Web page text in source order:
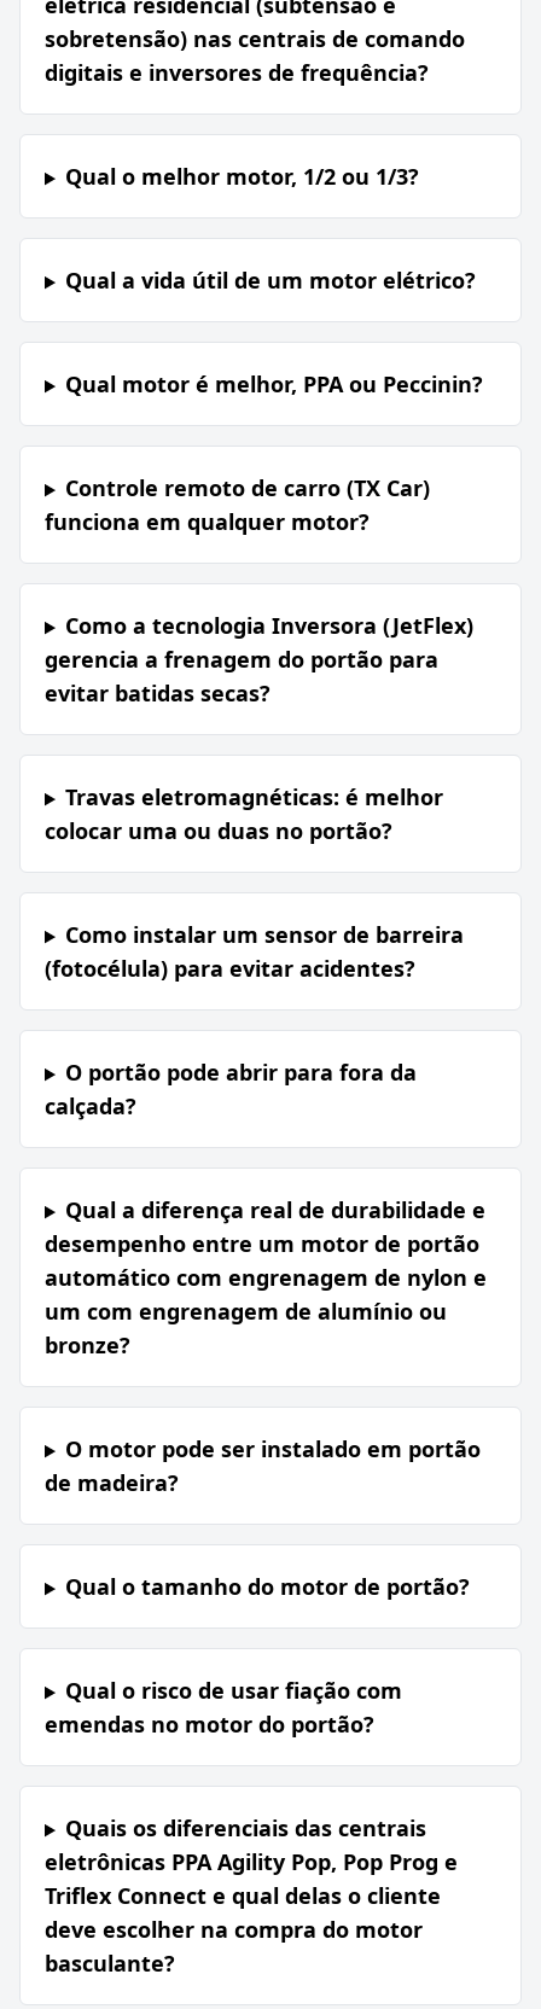
sobretensão) nas centrais de comando
digitais e inversores de frequência?
Qual o melhor motor, 1/2 ou 1/3?
Qual a vida útil de um motor elétrico?
Qual motor é melhor, PPA ou Peccinin?
Controle remoto de carro (TX Car)
funciona em qualquer motor?
Como a tecnologia Inversora (JetFlex)
gerencia a frenagem do portão para
evitar batidas secas?
Travas eletromagnéticas: é melhor
colocar uma ou duas no portão?
Como instalar um sensor de barreira
(fotocélula) para evitar acidentes?
O portão pode abrir para fora da
calçada?
Qual a diferença real de durabilidade e
desempenho entre um motor de portão
automático com engrenagem de nylon e
um com engrenagem de alumínio ou
bronze?
O motor pode ser instalado em portão
de madeira?
Qual o tamanho do motor de portão?
Qual o risco de usar fiação com
emendas no motor do portão?
Quais os diferenciais das centrais
eletrônicas PPA Agility Pop, Pop Prog e
Triflex Connect e qual delas o cliente
deve escolher na compra do motor
basculante?